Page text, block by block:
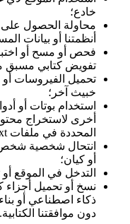
خادع؛
محاولة الحصول
أنظمتنا أو بيانات
فحص أو مسح أو
تفويض كتابي مسبق
تحميل الفيروسات أو
خبيث آخر؛
استخدام بوتات أو
أخرى لاستخراج
المحددة في ملفات robots.txt و llms.txt الخاصة بنا؛
انتحال شخصية
أو كيان؛
التدخل في الموقع أو
نسخ أو تحميل أجزاء
ذكاء اصطناعي أو
دون موافقتنا الكتابية.